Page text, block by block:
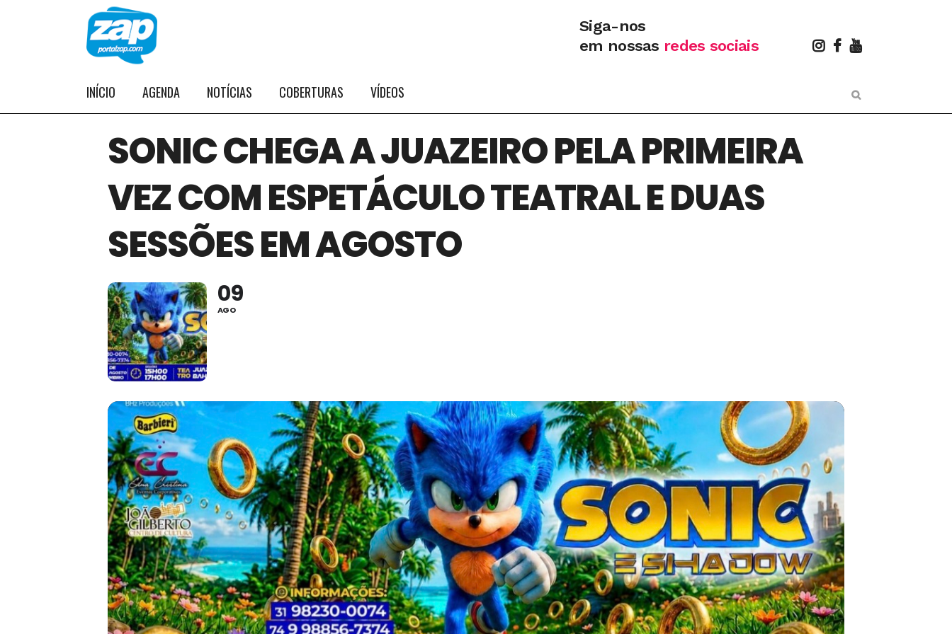
Siga-nos
em nossas redes sociais
INÍCIO AGENDA NOTÍCIAS COBERTURAS VÍDEOS
SONIC CHEGA A JUAZEIRO PELA PRIMEIRA
VEZ COM ESPETÁCULO TEATRAL E DUAS
SESSÕES EM AGOSTO
09
AGO